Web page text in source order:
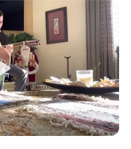
Ends Joint Pain &